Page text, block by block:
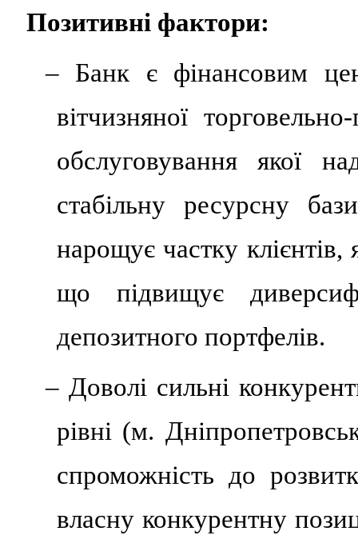
Позитивні фактори:
– Банк є фінансовим
вітчизняної
обслуговування якої
стабільну ресурсну
нарощує частку
що підвищує
депозитного портфелів.
– Доволі сильні
рівні (м.
спроможність до
власну конкурентну